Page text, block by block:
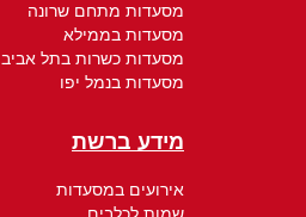
מסעדות מתחם שרונה
מסעדות בממילא
מסעדות כשרות בתל אביב
מסעדות בנמל יפו
מידע ברשת
אירועים במסעדות